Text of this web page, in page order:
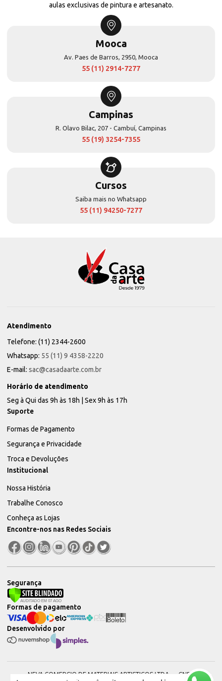
aulas exclusivas de pintura e artesanato.
Mooca
Av. Paes de Barros, 2950, Mooca
55 (11) 2914-7277
Campinas
R. Olavo Bilac, 207 - Cambuí, Campinas
55 (19) 3254-7355
Cursos
Saiba mais no Whatsapp
55 (11) 94250-7277
Atendimento
Telefone: (11) 2344-2600
Whatsapp: 55 (11) 9 4358-2220
E-mail: sac@casadaarte.com.br
Horário de atendimento
Seg à Qui das 9h às 18h | Sex 9h às 17h
Suporte
Formas de Pagamento
Segurança e Privacidade
Troca e Devoluções
Institucional
Nossa História
Trabalhe Conosco
Conheça as Lojas
Encontre-nos nas Redes Sociais
Segurança
Desenvolvido por
Formas de pagamento
NEVA COMERCIO DE MATERIAIS ARTISTICOS LTDA — CNPJ: